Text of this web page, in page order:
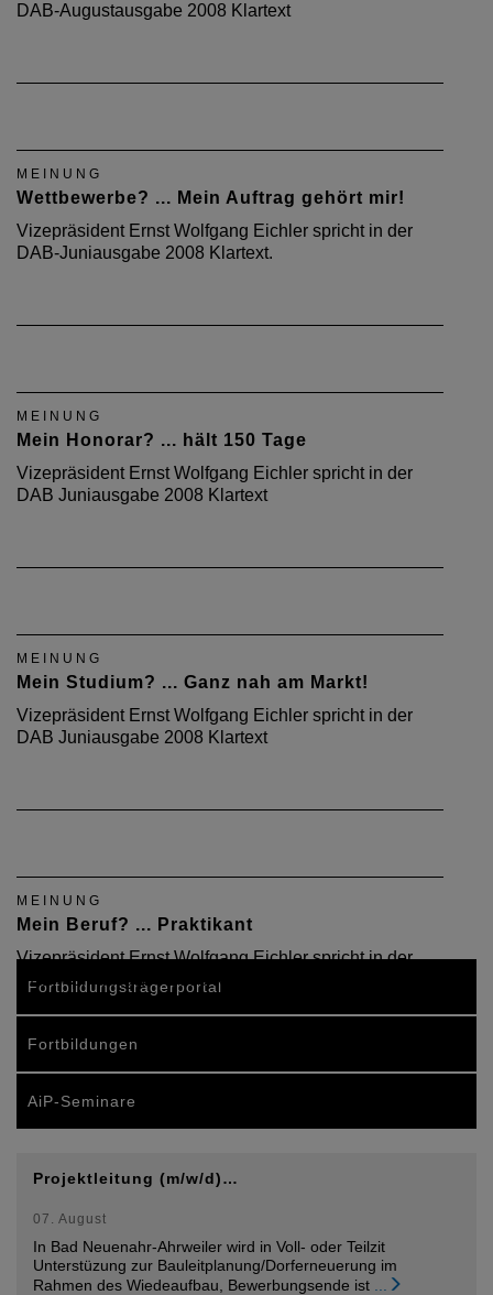
DAB-Augustausgabe 2008 Klartext
MEINUNG
Wettbewerbe? ... Mein Auftrag gehört mir!
Vizepräsident Ernst Wolfgang Eichler spricht in der
DAB-Juniausgabe 2008 Klartext.
MEINUNG
Mein Honorar? ... hält 150 Tage
Vizepräsident Ernst Wolfgang Eichler spricht in der
DAB Juniausgabe 2008 Klartext
MEINUNG
Mein Studium? ... Ganz nah am Markt!
Vizepräsident Ernst Wolfgang Eichler spricht in der
DAB Juniausgabe 2008 Klartext
MEINUNG
Mein Beruf? ... Praktikant
Vizepräsident Ernst Wolfgang Eichler spricht in der
DAB-Aprilausgabe 2008 Klartext.
Fortbildungsträgerportal
Fortbildungen
AiP-Seminare
Projektleitung (m/w/d)…
07. August
In Bad Neuenahr-Ahrweiler wird in Voll- oder Teilzit
Unterstüzung zur Bauleitplanung/Dorferneuerung im
Rahmen des Wiedeaufbau, Bewerbungsende ist